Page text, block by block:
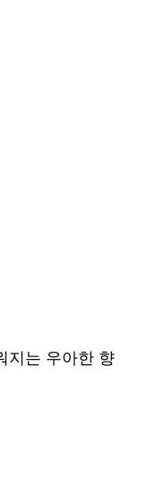
지는 우아한 향